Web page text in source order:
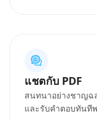
แชตกับ PDF
สนทนาอย่างชาญฉ
และรับคำตอบทันที